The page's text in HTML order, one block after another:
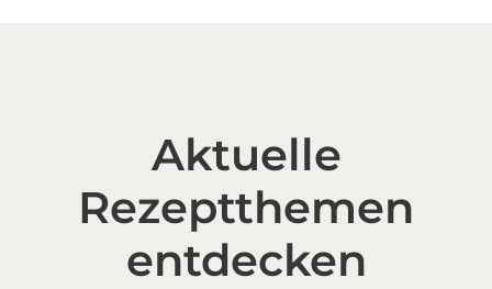
Aktuelle
Rezeptthemen
entdecken